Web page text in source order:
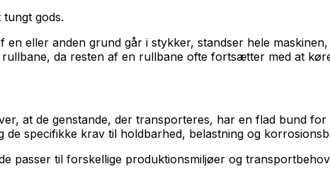
tungt gods.
en eller anden grund går i stykker, standser hele
da resten af en rullbane ofte fortsætter med at
at de genstande, der transporteres, har en flad bund
specifikke krav til holdbarhed, belastning og
passer til forskellige produktionsmiljøer og